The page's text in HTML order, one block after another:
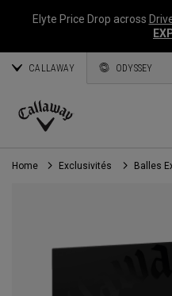
Elyte Price Drop across
CALLAWAY ODYSSEY
Callaway
Golf
Home Exclusivités Balles